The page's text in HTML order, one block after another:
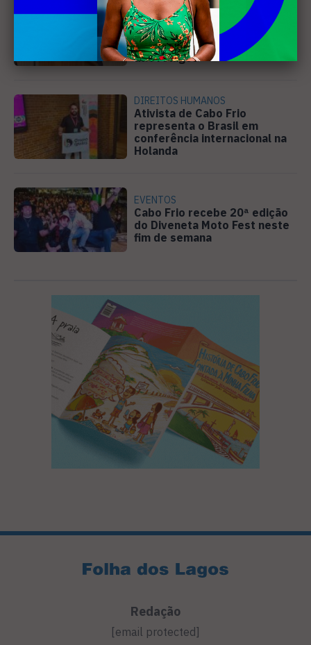
SANEAMENTO
Câmara de Búzios aprova
audiência pública para
discutir atuação e serviços
da Prolagos
DIREITOS HUMANOS
Ativista de Cabo Frio
representa o Brasil em
conferência internacional na
Holanda
EVENTOS
Cabo Frio recebe 20ª edição
do Diveneta Moto Fest neste
fim de semana
Redação
[email protected]